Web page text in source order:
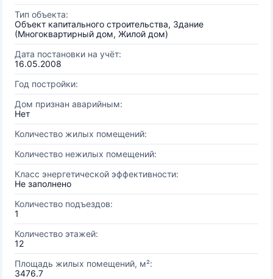
Тип объекта:
Объект капитального строительства, Здание
(Многоквартирный дом, Жилой дом)
Дата постановки на учёт:
16.05.2008
Год постройки:
Дом признан аварийным:
Нет
Количество жилых помещений:
Количество нежилых помещений:
Класс энергетической эффективности:
Не заполнено
Количество подъездов:
1
Количество этажей:
12
Площадь жилых помещений, м²:
3476.7